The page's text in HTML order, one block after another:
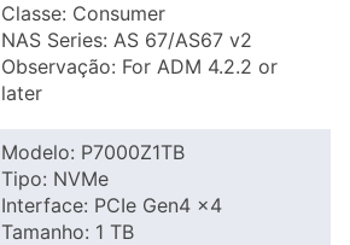
Classe: Consumer
NAS Series: AS 67/AS67 v2
Observação: For ADM 4.2.2 or
later
Modelo: P7000Z1TB
Tipo: NVMe
Interface: PCIe Gen4 x4
Tamanho: 1 TB